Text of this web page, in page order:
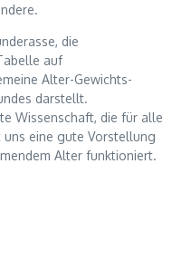
die
auf
Alter-Gewichts-
darstellt.
Wissenschaft, die für alle
eine gute Vorstellung
Alter funktioniert.